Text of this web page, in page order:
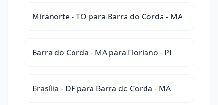
Miranorte - TO para Barra do Corda - MA
Barra do Corda - MA para Floriano - PI
Brasília - DF para Barra do Corda - MA